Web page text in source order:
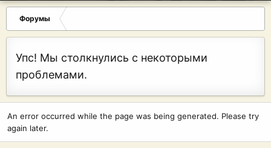
Форумы
Упс! Мы столкнулись с некоторыми
проблемами.
An error occurred while the page was being generated. Please try
again later.